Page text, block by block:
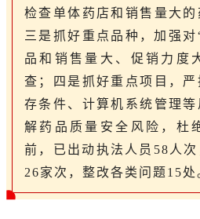
检查单体药店和销售量大的
三是抓好重点品种，加强
品和销售量大、促销力度
查；四是抓好重点项目，
存条件、计算机系统管理
解药品质量安全风险，杜
前，已出动执法人员58人
26家次，整改各类问题15处